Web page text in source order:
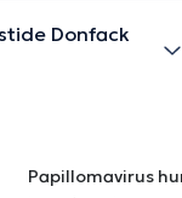
Donfack
Papillomavirus